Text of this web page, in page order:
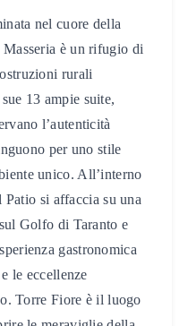
nel cuore della
è un rifugio di
rurali
13 ampie suite,
l’autenticità
per uno stile
unico. All’interno
si affaccia su una
Golfo di Taranto e
gastronomica
le eccellenze
Torre Fiore è il luogo